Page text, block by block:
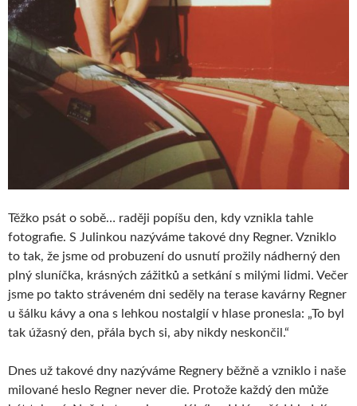
Těžko psát o sobě… raději popíšu den, kdy vznikla tahle
fotografie. S Julinkou nazýváme takové dny Regner. Vzniklo
to tak, že jsme od probuzení do usnutí prožily nádherný den
plný sluníčka, krásných zážitků a setkání s milými lidmi. Večer
jsme po takto stráveném dni seděly na terase kavárny Regner
u šálku kávy a ona s lehkou nostalgií v hlase pronesla: „To byl
tak úžasný den, přála bych si, aby nikdy neskončil.“
Dnes už takové dny nazýváme Regnery běžně a vzniklo i naše
milované heslo Regner never die. Protože každý den může